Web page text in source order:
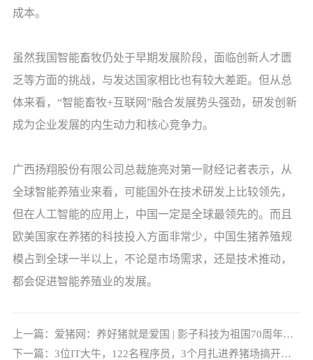
成本。
虽然我国智能畜牧仍处于早期发展阶段，面临创新人才匮
乏等方面的挑战，与发达国家相比也有较大差距。但从总
体来看，“智能畜牧+互联网”融合发展势头强劲，研发创新
成为企业发展的内生动力和核心竞争力。
广西扬翔股份有限公司总裁施亮对第一财经记者表示，从
全球智能养殖业来看，可能国外在技术研发上比较领先，
但在人工智能的应用上，中国一定是全球最领先的。而且
欧美国家在养猪的科技投入方面非常少，中国生猪养殖规
模占到全球一半以上，不论是市场需求，还是技术推动，
都会促进智能养殖业的发展。
上一篇： 爱猪网：养好猪就是爱国 | 影子科技为祖国70周年献祝福
下一篇： 3位IT大牛，122名程序员，3个月扎进养猪场搞开发……这家互联网公司究竟在干嘛？